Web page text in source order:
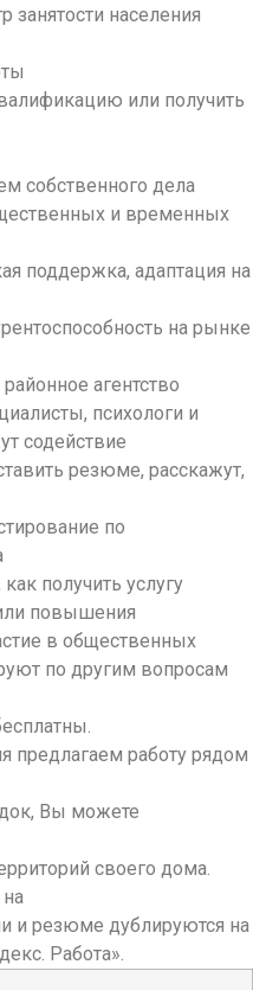
занятости населения
или получить
собственного дела
и временных
поддержка, адаптация на
на рынке
агентство
психологи и
содействие
резюме, расскажут,
по
получить услугу
повышения
в общественных
по другим вопросам
предлагаем работу рядом
Вы можете
своего дома.
и резюме дублируются на
Работа».